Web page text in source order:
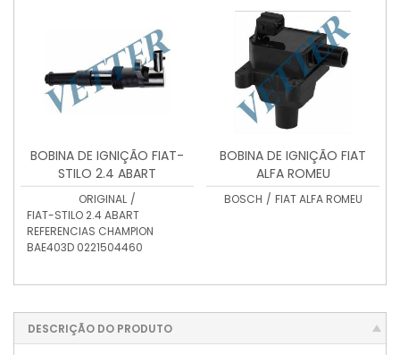
BOBINA DE IGNIÇÃO FIAT-
STILO 2.4 ABART
REFERENCIAS CHAMPION
BAE403D 0221504460
ORIGINAL /
FIAT-STILO 2.4 ABART
REFERENCIAS CHAMPION
BAE403D 0221504460
BOBINA DE IGNIÇÃO FIAT
ALFA ROMEU
BOSCH / FIAT ALFA ROMEU
DESCRIÇÃO DO PRODUTO